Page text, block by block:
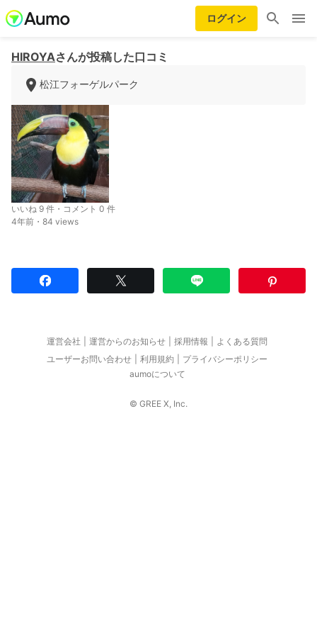
ログイン
HIROYAさんが投稿した口コミ
松江フォーゲルパーク
いいね 9 件・コメント 0 件
4年前・84 views
運営会社 運営からのお知らせ 採用情報
よくある質問
ユーザーお問い合わせ
利用規約
プライバシーポリシー
aumoについて
© GREE X, Inc.